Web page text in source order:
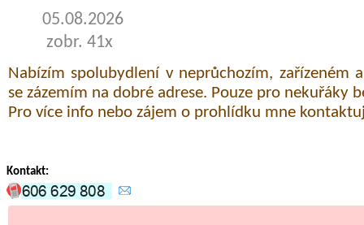
05.08.2026
zobr. 41x
Nabízím spolubydlení v neprůchozím, zařízeném
se zázemím na dobré adrese. Pouze pro nekuřáky
Pro více info nebo zájem o prohlídku mne
Kontakt: